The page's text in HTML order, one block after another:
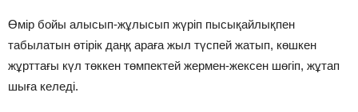
Өмір бойы алысып-жұлысып жүріп пысықайлықпен
табылатын өтірік даңқ араға жыл түспей жатып, көшкен
жұрттағы күл төккен төмпектей жермен-жексен шөгіп, жұтап
шыға келеді.